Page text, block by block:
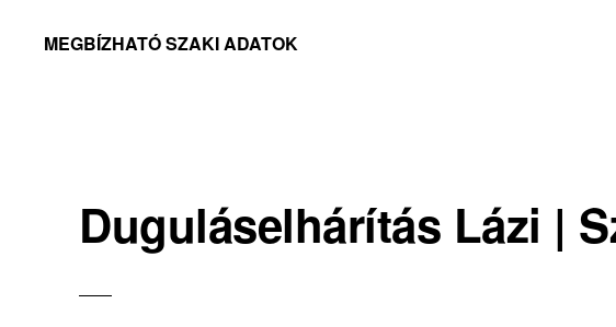
MEGBÍZHATÓ SZAKI ADATOK
Duguláselhárítás Lázi |